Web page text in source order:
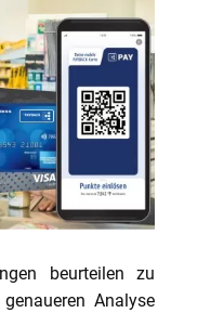
beurteilen zu
Analyse